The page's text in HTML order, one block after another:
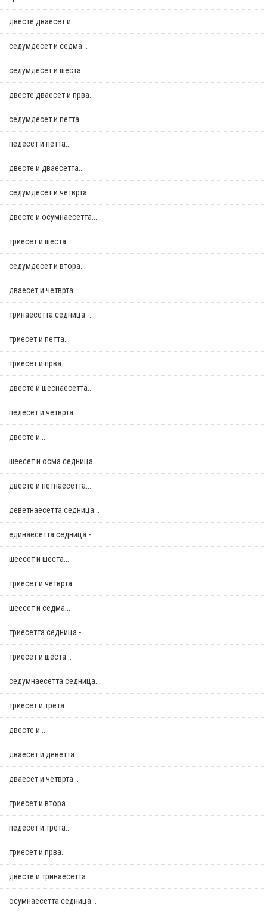
двестe дваесет и...
седумдесет и седма...
седумдесет и шеста...
двестe дваесет и прва...
седумдесет и петта...
педесет и петта...
двестe и дваесетта...
седумдесет и четврта...
двестe и осумнaесетта...
триесет и шеста...
седумдесет и втора...
дваесет и четврта...
тринаесетта седница -...
триесет и петта...
триесет и прва...
двестe и шеснаесетта...
педесет и четврта...
двестe и...
шеесет и осма седница...
двестe и петнаесетта...
деветнаесетта седница...
единаесетта седница -...
шеесет и шеста...
триесет и четврта...
шеесет и седма...
триесетта седница -...
триесет и шеста...
седумнаесетта седница...
триесет и трета...
двестe и...
дваесет и деветта...
дваесет и четврта...
триесет и втора...
педесет и трета...
триесет и прва...
двестe и тринаесетта...
осумнaесетта седница...